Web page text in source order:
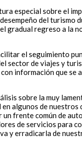
especial sobre el
del turismo
gradual regreso a la
el seguimiento
sector de viajes y
información que se
sobre la muy
algunos de
un frente común de
de servicios para
y erradicarla de